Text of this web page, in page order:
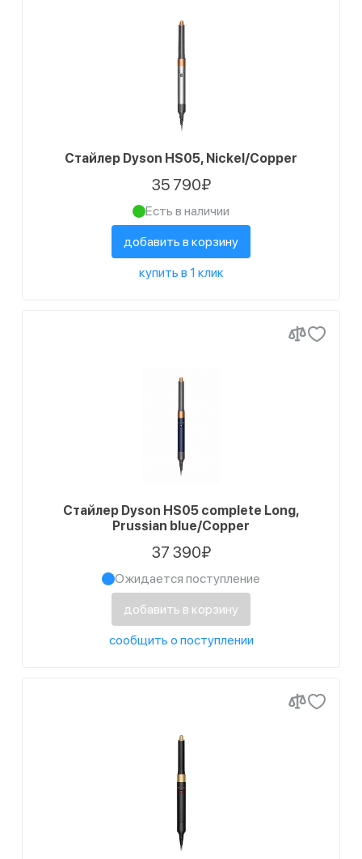
Стайлер Dyson HS05, Nickel/Copper
35 790₽
Есть в наличии
добавить в корзину
купить в 1 клик
Стайлер Dyson HS05 complete Long,
Prussian blue/Copper
37 390₽
Ожидается поступление
добавить в корзину
сообщить о поступлении